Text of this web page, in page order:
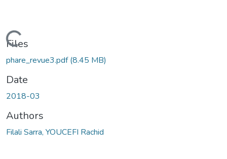
Loading...
Files
phare_revue3.pdf(8.45 MB)
Date
2018-03
Authors
Filali Sarra, YOUCEFI Rachid